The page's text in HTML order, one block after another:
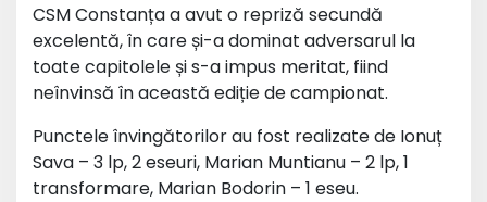
CSM Constanța a avut o repriză secundă
excelentă, în care și-a dominat adversarul la
toate capitolele și s-a impus meritat, fiind
neînvinsă în această ediție de campionat.
Punctele învingătorilor au fost realizate de Ionuț
Sava – 3 lp, 2 eseuri, Marian Muntianu – 2 lp, 1
transformare, Marian Bodorin – 1 eseu.